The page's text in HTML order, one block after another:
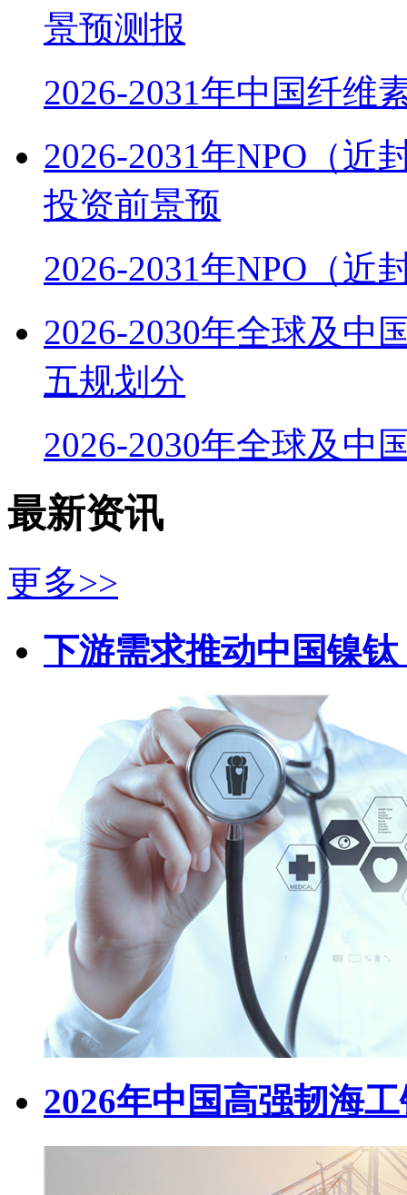
景预测报
2026-2031年中国纤维
2026-2031年NPO（近
投资前景预
2026-2031年NPO（近
2026-2030年全球及中
五规划分
2026-2030年全球及中
最新资讯
更多>>
下游需求推动中国镍
2026年中国高强韧海